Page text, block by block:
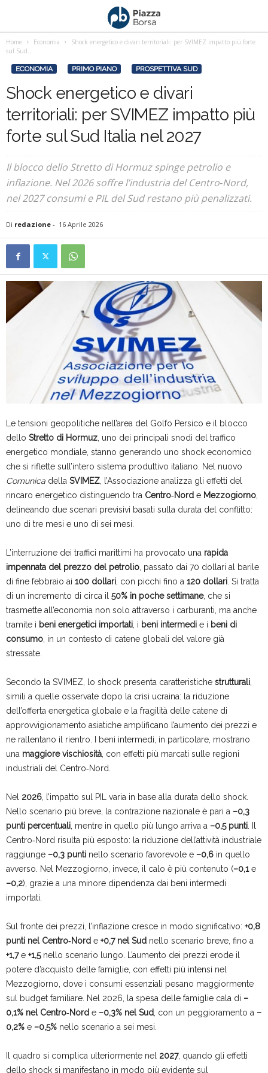
Home Economia
Shock energetico e divari territoriali: per SVIMEZ impatto più forte
sul Sud...
ECONOMIA PRIMO PIANO PROSPETTIVA SUD
Shock energetico e divari
territoriali: per SVIMEZ impatto più
forte sul Sud Italia nel 2027
Il blocco dello Stretto di Hormuz spinge petrolio e
inflazione. Nel 2026 soffre l’industria del Centro‑Nord,
nel 2027 consumi e PIL del Sud restano più penalizzati.
Di redazione - 16 Aprile 2026
Le tensioni geopolitiche nell’area del Golfo Persico e il blocco
dello Stretto di Hormuz , uno dei principali snodi del traffico
energetico mondiale, stanno generando uno shock economico
che si riflette sull’intero sistema produttivo italiano. Nel nuovo
Comunica della SVIMEZ , l’Associazione analizza gli effetti del
rincaro energetico distinguendo tra Centro‑Nord e Mezzogiorno
delineando due scenari previsivi basati sulla durata del conflitto:
uno di tre mesi e uno di sei mesi.
L’interruzione dei traffici marittimi ha provocato una rapida
impennata del prezzo del petrolio , passato dai 70 dollari al barile
di fine febbraio ai 100 dollari , con picchi fino a 120 dollari . Si tratta
di un incremento di circa il 50% in poche settimane, che si
trasmette all’economia non solo attraverso i carburanti, ma anche
tramite i beni energetici importati , i beni intermedi e i beni di
consumo , in un contesto di catene globali del valore già
stressate.
Secondo la SVIMEZ, lo shock presenta caratteristiche strutturali
simili a quelle osservate dopo la crisi ucraina: la riduzione
dell’offerta energetica globale e la fragilità delle catene di
approvvigionamento asiatiche amplificano l’aumento dei prezzi e
ne rallentano il rientro. I beni intermedi, in particolare, mostrano
una maggiore vischiosità , con effetti più marcati sulle regioni
industriali del Centro‑Nord.
Nel 2026 , l’impatto sul PIL varia in base alla durata dello shock.
Nello scenario più breve, la contrazione nazionale è pari a –0,3
punti percentuali , mentre in quello più lungo arriva a –0,5 punti
Centro‑Nord risulta più esposto: la riduzione dell’attività industriale
raggiunge –0,3 punti nello scenario favorevole e –0,6 in quello
avverso. Nel Mezzogiorno, invece, il calo è più contenuto (–0,1e
–0,2), grazie a una minore dipendenza dai beni intermedi
importati.
Sul fronte dei prezzi, l’inflazione cresce in modo significativo: +0,8
punti nel Centro‑Nord e +0,7 nel Sud nello scenario breve, fino a
+1,7e +1,5nello scenario lungo. L’aumento dei prezzi erode il
potere d’acquisto delle famiglie, con effetti più intensi nel
Mezzogiorno, dove i consumi essenziali pesano maggiormente
sul budget familiare. Nel 2026, la spesa delle famiglie cala di –
0,1% nel Centro‑Nord e –0,3% nel Sud , con un peggioramento a –
0,2% e –0,5% nello scenario a sei mesi.
Il quadro si complica ulteriormente nel 2027, quando gli effetti
dello shock si manifestano in modo più evidente sul